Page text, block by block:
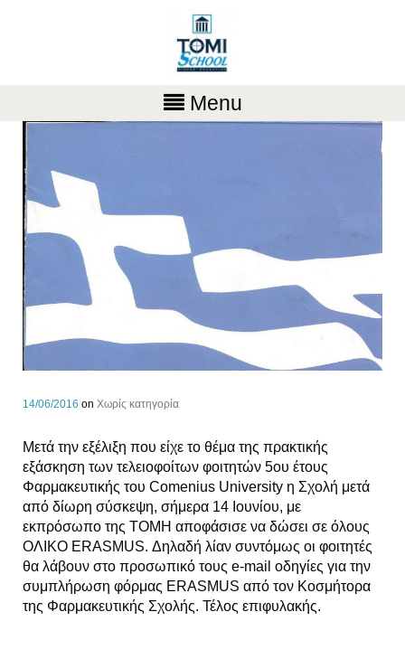
Menu
14/06/2016 on Χωρίς κατηγορία
Μετά την εξέλιξη που είχε το θέμα της πρακτικής
εξάσκηση των τελειοφοίτων φοιτητών 5ου έτους
Φαρμακευτικής του Comenius University η Σχολή μετά
από δίωρη σύσκεψη, σήμερα 14 Ιουνίου, με
εκπρόσωπο της ΤΟΜΗ αποφάσισε να δώσει σε όλους
ΟΛΙΚΟ ERASMUS. Δηλαδή λίαν συντόμως οι φοιτητές
θα λάβουν στο προσωπικό τους e-mail οδηγίες για την
συμπλήρωση φόρμας ERASMUS από τον Κοσμήτορα
της Φαρμακευτικής Σχολής. Τέλος επιφυλακής.